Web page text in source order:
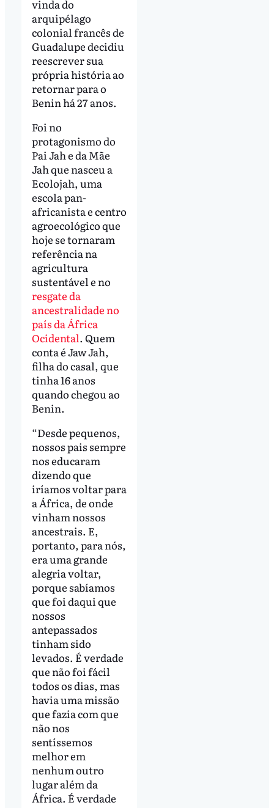
vinda do
arquipélago
colonial francês de
Guadalupe decidiu
reescrever sua
própria história ao
retornar para o
Benin há 27 anos.
Foi no
protagonismo do
Pai Jah e da Mãe
Jah que nasceu a
Ecolojah, uma
escola pan-
africanista e centro
agroecológico que
hoje se tornaram
referência na
agricultura
sustentável e no
resgate da
ancestralidade no
país da África
Ocidental. Quem
conta é Jaw Jah,
filha do casal, que
tinha 16 anos
quando chegou ao
Benin.
“Desde pequenos,
nossos pais sempre
nos educaram
dizendo que
iríamos voltar para
a África, de onde
vinham nossos
ancestrais. E,
portanto, para nós,
era uma grande
alegria voltar,
porque sabíamos
que foi daqui que
nossos
antepassados
tinham sido
levados. É verdade
que não foi fácil
todos os dias, mas
havia uma missão
que fazia com que
não nos
sentíssemos
melhor em
nenhum outro
lugar além da
África. É verdade